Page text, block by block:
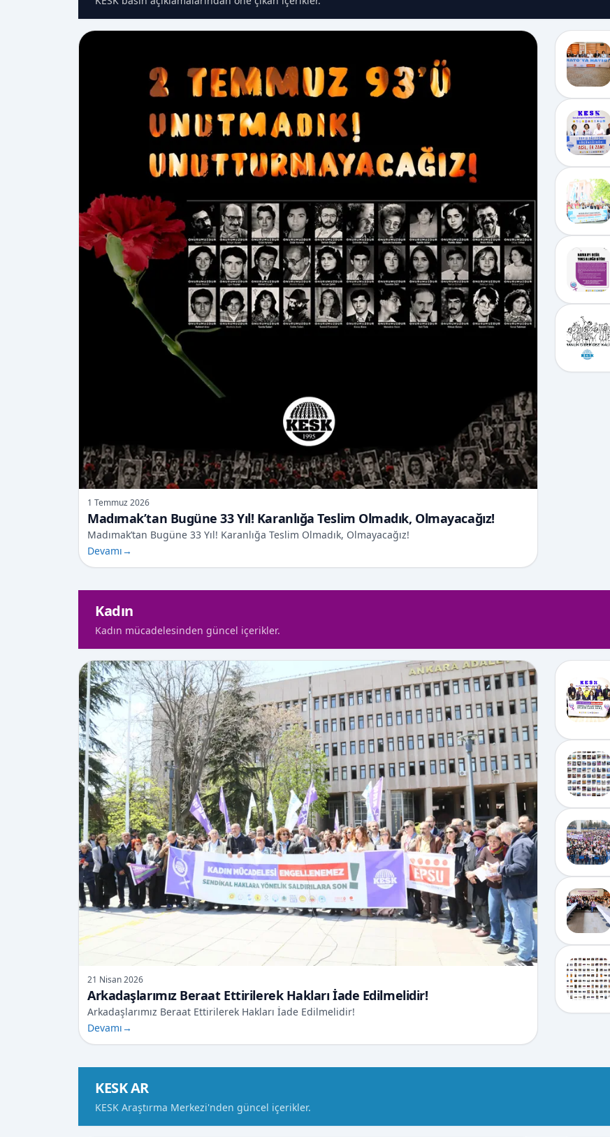
1 Temmuz 2026
Madımak’tan Bugüne 33 Yıl! Karanlığa Teslim Olmadık, Olmayacağız!
Madımak’tan Bugüne 33 Yıl! Karanlığa Teslim Olmadık, Olmayacağız!
Devamı→
Kadın
Kadın mücadelesinden güncel içerikler.
21 Nisan 2026
Arkadaşlarımız Beraat Ettirilerek Hakları İade Edilmelidir!
Arkadaşlarımız Beraat Ettirilerek Hakları İade Edilmelidir!
Devamı→
KESK AR
KESK Araştırma Merkezi'nden güncel içerikler.